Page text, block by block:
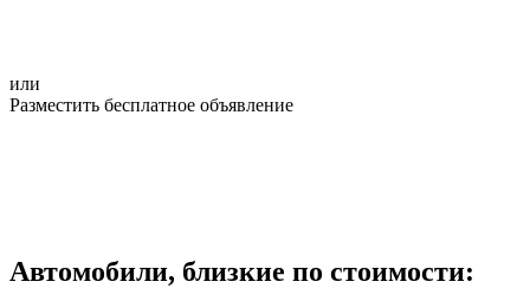
или
Разместить бесплатное объявление
Автомобили, близкие по стоимости: